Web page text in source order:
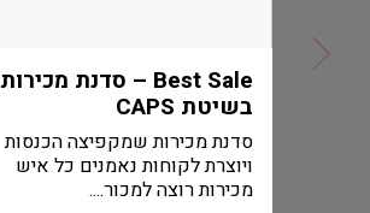
Best Sale – סדנת מכירות
בשיטת CAPS
סדנת מכירות שמקפיצה הכנסות
ויוצרת לקוחות נאמנים כל איש
מכירות רוצה למכור....